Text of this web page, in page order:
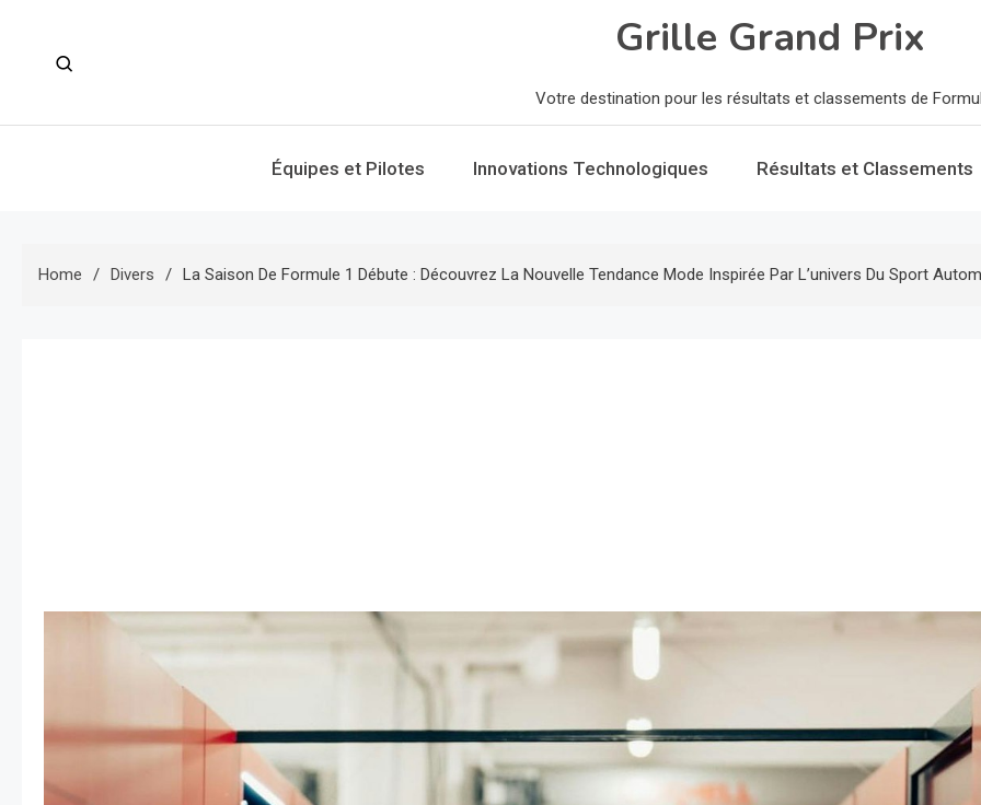
Grille Grand Prix
Votre destination pour les résultats et classements de
Équipes et Pilotes Innovations Technologiques Résultats et Classements
Home Divers La Saison De Formule 1 Débute : Découvrez La Nouvelle Tendance Mode Inspirée Par L’univers Du Sport